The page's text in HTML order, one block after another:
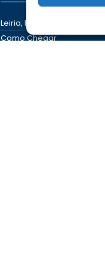
Leiria, Região de Maravilhas
Como Chegar